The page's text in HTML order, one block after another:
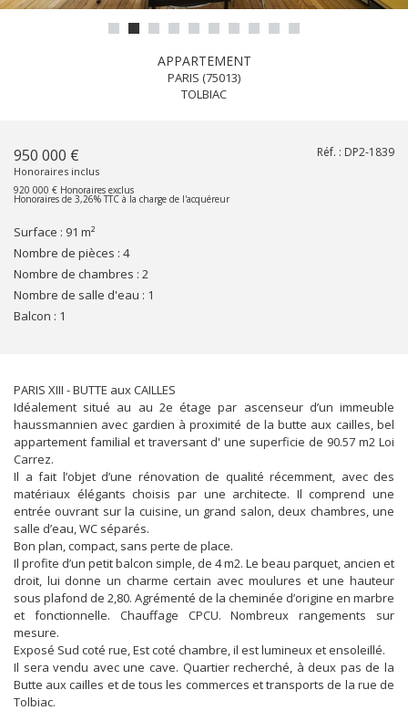
APPARTEMENT
PARIS (75013)
TOLBIAC
950 000 €
Honoraires inclus
920 000 € Honoraires exclus
Honoraires de 3,26% TTC à la charge de l'acquéreur
Réf. : DP2-1839
Surface : 91 m²
Nombre de pièces : 4
Nombre de chambres : 2
Nombre de salle d'eau : 1
balcon : 1
PARIS XIII - BUTTE aux CAILLES
Idéalement situé au au 2e étage par ascenseur d’un immeuble
haussmannien avec gardien à proximité de la butte aux cailles, bel
appartement familial et traversant d' une superficie de 90.57 m2 Loi
Carrez.
Il a fait l’objet d’une rénovation de qualité récemment, avec des
matériaux élégants choisis par une architecte. Il comprend une
entrée ouvrant sur la cuisine, un grand salon, deux chambres, une
salle d’eau, WC séparés.
Bon plan, compact, sans perte de place.
Il profite d’un petit balcon simple, de 4 m2. Le beau parquet, ancien et
droit, lui donne un charme certain avec moulures et une hauteur
sous plafond de 2,80. Agrémenté de la cheminée d’origine en marbre
et fonctionnelle. Chauffage CPCU. Nombreux rangements sur
mesure.
Exposé Sud coté rue, Est coté chambre, il est lumineux et ensoleillé.
Il sera vendu avec une cave. Quartier recherché, à deux pas de la
Butte aux cailles et de tous les commerces et transports de la rue de
Tolbiac.